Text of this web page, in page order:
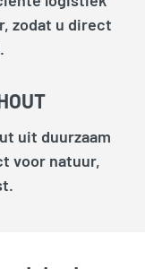
zodat u direct
uit duurzaam
voor natuur,